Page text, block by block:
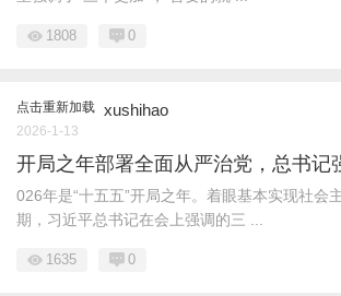
1808 0
点击重新加载 xushihao
2026-1-13
开局之年部署全面从严治党，总书记
026年是“十五五”开局之年。着眼基本实现社会
期，习近平总书记在会上强调的三 ...
1635 0